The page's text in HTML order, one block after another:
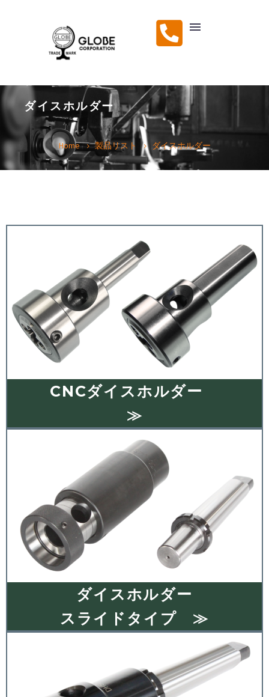
ダイスホルダー
Home 製品リスト ダイスホルダー
CNCダイスホルダー
≫
ダイスホルダー
スライドタイプ ≫